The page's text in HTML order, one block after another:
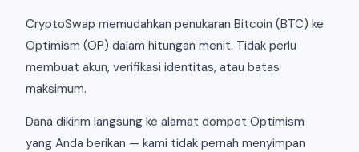
CryptoSwap memudahkan penukaran Bitcoin (BTC) ke
Optimism (OP) dalam hitungan menit. Tidak perlu
membuat akun, verifikasi identitas, atau batas
maksimum.
Dana dikirim langsung ke alamat dompet Optimism
yang Anda berikan — kami tidak pernah menyimpan